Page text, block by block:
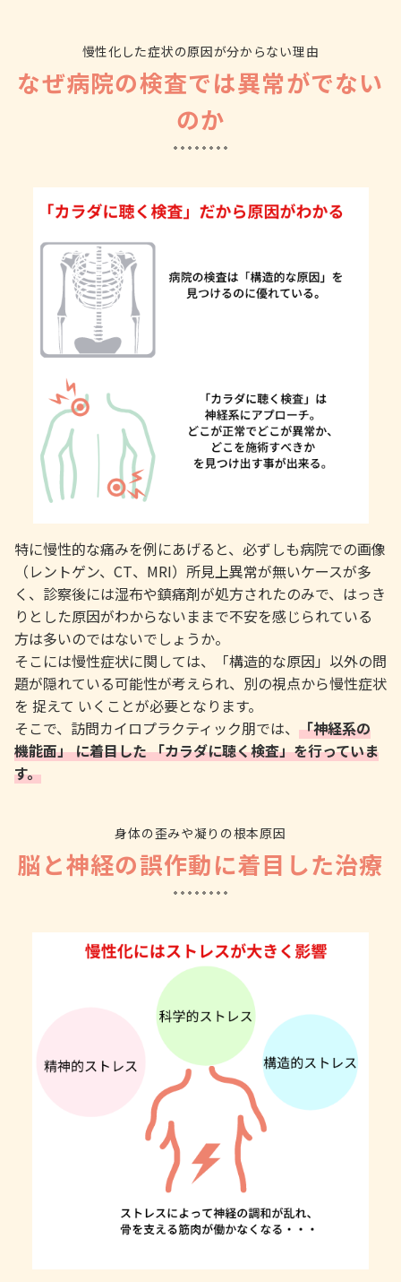
慢性化した症状の原因が分からない理由
なぜ病院の検査では異常がでない
のか
特に慢性的な痛みを例にあげると、必ずしも病院での画像
（レントゲン、CT、MRI）所見上異常が無いケースが多
く、診察後には湿布や鎮痛剤が処方されたのみで、はっき
りとした原因がわからないままで不安を感じられている
方は多いのではないでしょうか。
そこには慢性症状に関しては、「構造的な原因」以外の問
題が隠れている可能性が考えられ、別の視点から慢性症状
を 捉えて いくことが必要となります。
そこで、訪問カイロプラクティック朋では、 「神経系の
機能面」 に着目した 「カラダに聴く検査」を行っていま
す。
身体の歪みや凝りの根本原因
脳と神経の誤作動に着目した治療